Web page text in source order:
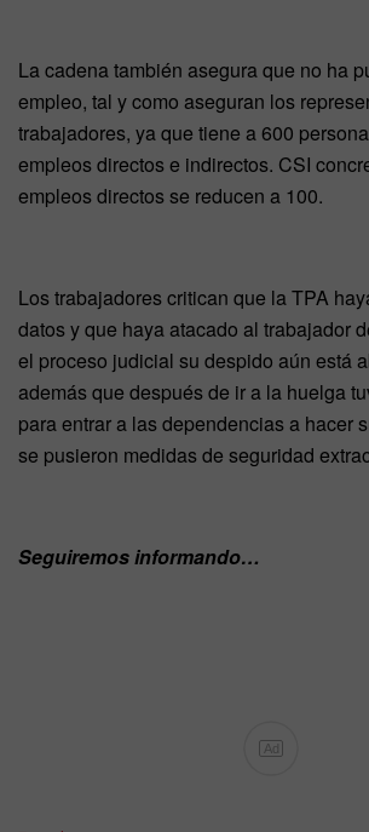
La cadena también asegura que no ha
empleo, tal y como aseguran los
trabajadores, ya que tiene a 600
empleos directos e indirectos. CSI
empleos directos se reducen a 100.
Los trabajadores critican que la TPA
datos y que haya atacado al trabajador
el proceso judicial su despido aún está
además que después de ir a la huelga
para entrar a las dependencias a hacer
se pusieron medidas de seguridad
Seguiremos informando…
Ad